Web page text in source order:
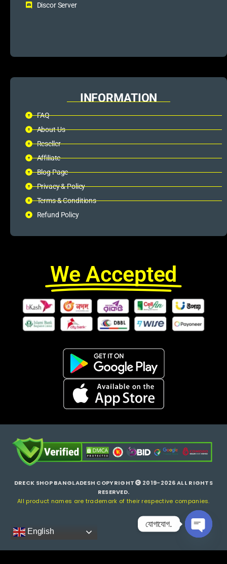
Discor Server
INFORMATION
FAQ
About Us
Reseller
Affiliate
Blog Page
Privacy & Policy
Terms & Conditions
Refund Policy
We Accepted
DRECK SHOP BANGLADESH COPYRIGHT
2019-2026 ALL RIGHTS
RESERVED.
All product names are trademark of their respective companies.
English
যোগাযোগ.